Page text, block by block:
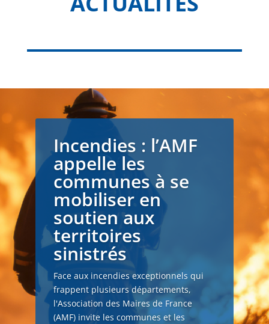
Incendies : l’AMF
appelle les
communes à se
mobiliser en
soutien aux
territoires
sinistrés
Face aux incendies exceptionnels qui
frappent plusieurs départements,
l'Association des Maires de France
(AMF) invite les communes et les